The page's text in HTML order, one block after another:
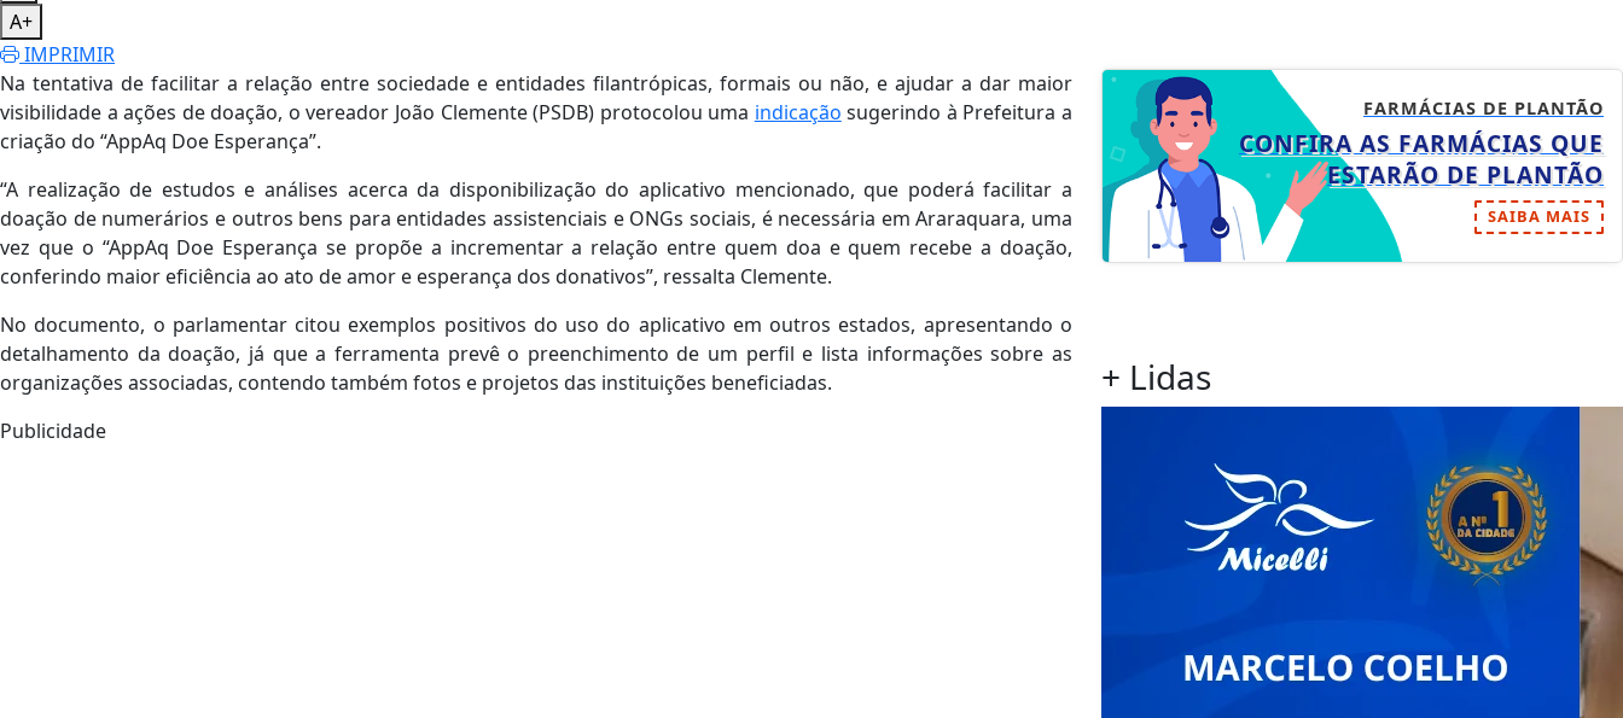
A+
IMPRIMIR
Na tentativa de facilitar a relação entre sociedade e entidades filantrópicas, formais ou não, e ajudar a dar maior
visibilidade a ações de doação, o vereador João Clemente (PSDB) protocolou uma indicação sugerindo à Prefeitura a
criação do “AppAq Doe Esperança”.
“A realização de estudos e análises acerca da disponibilização do aplicativo mencionado, que poderá facilitar a
doação de numerários e outros bens para entidades assistenciais e ONGs sociais, é necessária em Araraquara, uma
vez que o “AppAq Doe Esperança se propõe a incrementar a relação entre quem doa e quem recebe a doação,
conferindo maior eficiência ao ato de amor e esperança dos donativos”, ressalta Clemente.
No documento, o parlamentar citou exemplos positivos do uso do aplicativo em outros estados, apresentando o
detalhamento da doação, já que a ferramenta prevê o preenchimento de um perfil e lista informações sobre as
organizações associadas, contendo também fotos e projetos das instituições beneficiadas.
Publicidade
FARMÁCIAS DE PLANTÃO
CONFIRA AS FARMÁCIAS QUE
ESTARÃO DE PLANTÃO
SAIBA MAIS
+ Lidas